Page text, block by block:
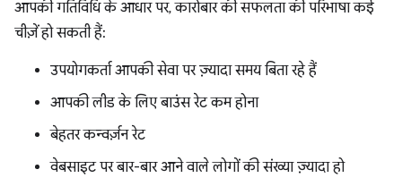
आपकी गतिविधि के आधार पर, कारोबार की सफलता की परिभाषा कई
चीज़ें हो सकती हैं:
उपयोगकर्ता आपकी सेवा पर ज़्यादा समय बिता रहे हैं
आपकी लीड के लिए बाउंस रेट कम होना
बेहतर कन्वर्ज़न रेट
वेबसाइट पर बार-बार आने वाले लोगों की संख्या ज़्यादा हो